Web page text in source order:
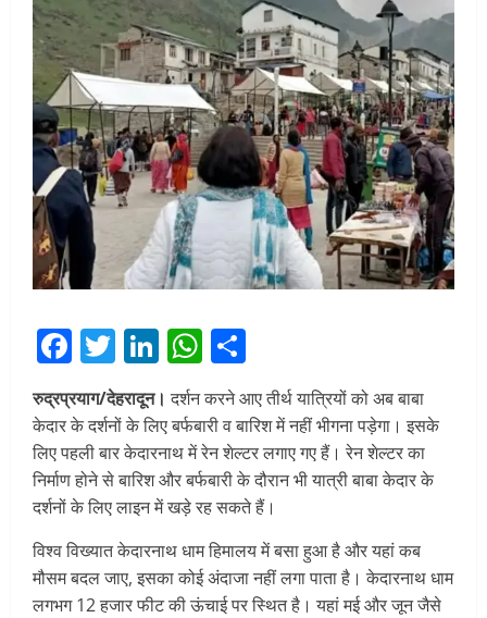
Facebook
Twitter
LinkedIn
WhatsApp
रुद्रप्रयाग/देहरादून। दर्शन करने आए तीर्थ यात्रियों को अब बाबा
केदार के दर्शनों के लिए बर्फबारी व बारिश में नहीं भीगना पड़ेगा। इसके
लिए पहली बार केदारनाथ में रेन शेल्टर लगाए गए हैं। रेन शेल्टर का
निर्माण होने से बारिश और बर्फबारी के दौरान भी यात्री बाबा केदार के
दर्शनों के लिए लाइन में खड़े रह सकते हैं।
विश्व विख्यात केदारनाथ धाम हिमालय में बसा हुआ है और यहां कब
मौसम बदल जाए, इसका कोई अंदाजा नहीं लगा पाता है। केदारनाथ धाम
लगभग 12 हजार फीट की ऊंचाई पर स्थित है। यहां मई और जून जैसे